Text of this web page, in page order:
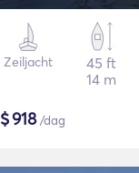
Zeiljacht
45 ft
14 m
$918/dag